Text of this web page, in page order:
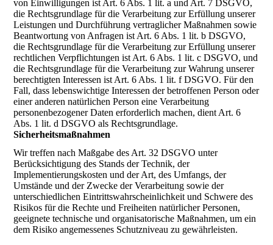
von Einwilligungen ist Art. 6 Abs. 1 lit. a und Art. 7 DSGVO,
die Rechtsgrundlage für die Verarbeitung zur Erfüllung unserer
Leistungen und Durchführung vertraglicher Maßnahmen sowie
Beantwortung von Anfragen ist Art. 6 Abs. 1 lit. b DSGVO,
die Rechtsgrundlage für die Verarbeitung zur Erfüllung unserer
rechtlichen Verpflichtungen ist Art. 6 Abs. 1 lit. c DSGVO, und
die Rechtsgrundlage für die Verarbeitung zur Wahrung unserer
berechtigten Interessen ist Art. 6 Abs. 1 lit. f DSGVO. Für den
Fall, dass lebenswichtige Interessen der betroffenen Person oder
einer anderen natürlichen Person eine Verarbeitung
personenbezogener Daten erforderlich machen, dient Art. 6
Abs. 1 lit. d DSGVO als Rechtsgrundlage.
Sicherheitsmaßnahmen
Wir treffen nach Maßgabe des Art. 32 DSGVO unter
Berücksichtigung des Stands der Technik, der
Implementierungskosten und der Art, des Umfangs, der
Umstände und der Zwecke der Verarbeitung sowie der
unterschiedlichen Eintrittswahrscheinlichkeit und Schwere des
Risikos für die Rechte und Freiheiten natürlicher Personen,
geeignete technische und organisatorische Maßnahmen, um ein
dem Risiko angemessenes Schutzniveau zu gewährleisten.